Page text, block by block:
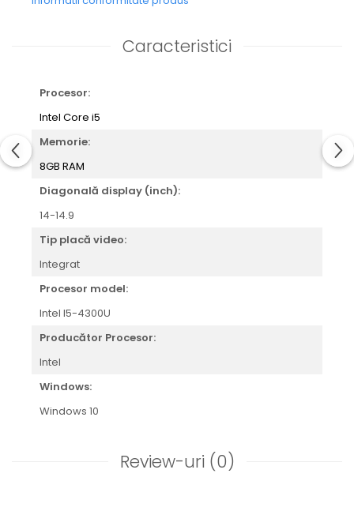
Caracteristici
Procesor:
Intel Core i5
Memorie:
8GB RAM
Diagonală display (inch):
14-14.9
Tip placă video:
Integrat
Procesor model:
Intel I5-4300U
Producător Procesor:
Intel
Windows:
Windows 10
Review-uri (0)